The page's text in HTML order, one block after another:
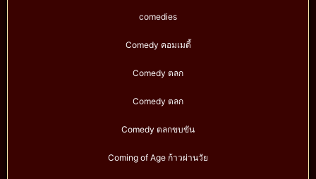
comedies
Comedy คอมเมดี้
Comedy ตลก
Comedy ตลก
Comedy ตลกขบขัน
Coming of Age ก้าวผ่านวัย